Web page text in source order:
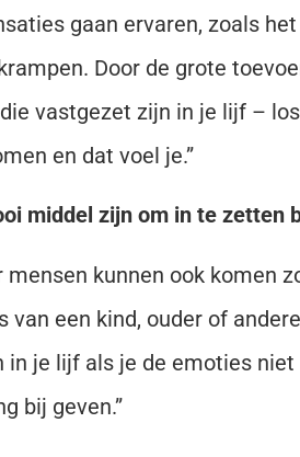
gaan ervaren, zoals
Door de grote
vastgezet zijn in je lijf –
en dat voel je.”
middel zijn om in te zetten
mensen kunnen ook komen
van een kind, ouder of
je lijf als je de emoties
bij geven.”